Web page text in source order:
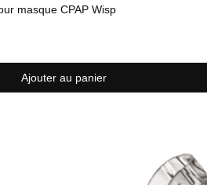
Ajouter au panier
masque CPAP Wisp